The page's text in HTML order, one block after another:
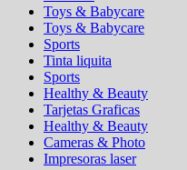
Toys & Babycare
Toys & Babycare
Sports
Tinta liquita
Sports
Healthy & Beauty
Tarjetas Graficas
Healthy & Beauty
Cameras & Photo
Impresoras laser